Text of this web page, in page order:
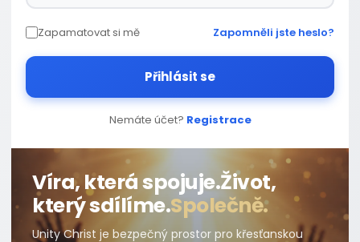
Zapamatovat si mě Zapomněli jste heslo?
Přihlásit se
Nemáte účet? Registrace
Víra, která spojuje.Život,
který sdílíme.Společně.
Unity Christ je bezpečný prostor pro křesťanskou